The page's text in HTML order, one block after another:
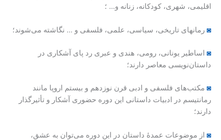
اقلیمی، شهری، کودکانه، زنانه و… ؛
◙ رمانهای تاریخی، سیاسی، علمی، فلسفی و … نگاشته می‌شوند؛
◙ اساطیر یونانی، رومی، هندی و عبری رد پای آشکاری در
داستان‌نویسی معاصر دارند؛
◙ مکتب‌های فلسفی و ادبی قرن نوزدهم و بیستم اروپا مانند
رمانتیسم در ادبیات داستانی این دوره حضوری آشکار و تأثیرگذار
دارند؛
◙ از موضوعات عمدۀ داستان در این دوره می‌توان به عشق،